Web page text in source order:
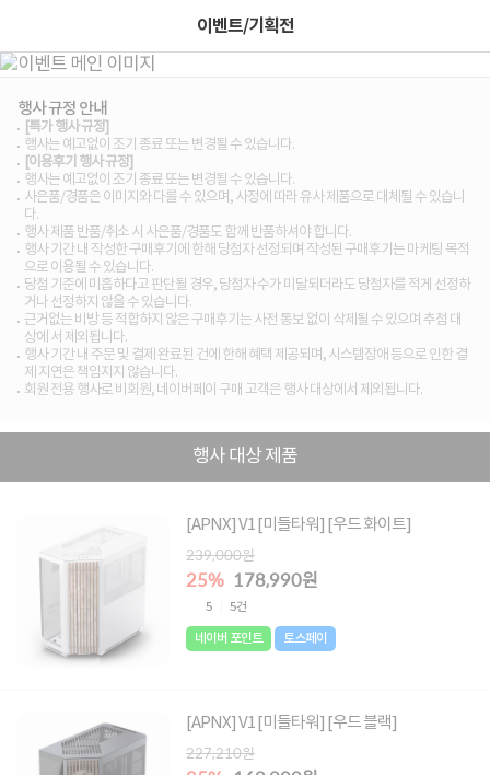
이벤트/기획전
행사 규정 안내
[특가 행사 규정]
행사는 예고없이 조기 종료 또는 변경될 수 있습니다.
[이용후기 행사 규정]
행사는 예고없이 조기 종료 또는 변경될 수 있습니다.
사은품/경품은 이미지와 다를 수 있으며, 사정에 따라 유사 제품으로 대체될 수 있습니
다.
행사 제품 반품/취소 시 사은품/경품도 함께 반품하셔야 합니다.
행사 기간 내 작성한 구매후기에 한해 당첨자 선정되며 작성된 구매후기는 마케팅 목적
으로 이용될 수 있습니다.
당첨 기준에 미흡하다고 판단될 경우, 당첨자 수가 미달되더라도 당첨자를 적게 선정하
거나 선정하지 않을 수 있습니다.
근거없는 비방 등 적합하지 않은 구매후기는 사전 통보 없이 삭제될 수 있으며 추첨 대
상에 서 제외됩니다.
행사 기간 내 주문 및 결제 완료된 건에 한해 혜택 제공되며, 시스템장애 등으로 인한 결
제 지연은 책임지지 않습니다.
회원 전용 행사로 비회원, 네이버페이 구매 고객은 행사 대상에서 제외됩니다.
행사 대상 제품
[APNX] V1 [미들타워] [우드 화이트]
239,000원
25% 178,990원
5 5건
네이버 포인트 토스페이
[APNX] V1 [미들타워] [우드 블랙]
227,210원